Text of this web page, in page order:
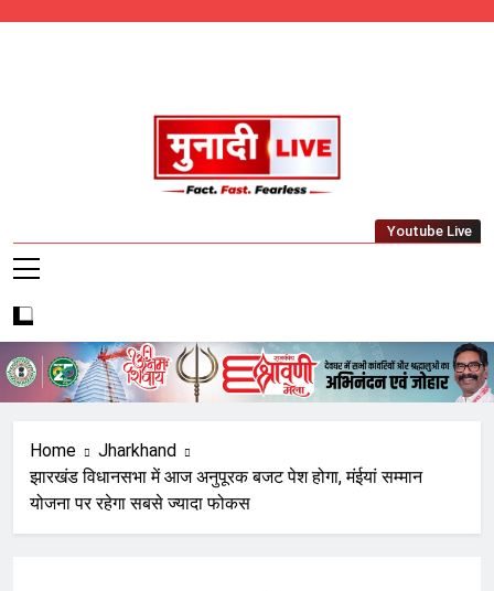
Munadi Live – Jharkhand's Leading Local
Youtube Live
Home
Jharkhand
झारखंड विधानसभा में आज अनुपूरक बजट पेश होगा, मंईयां सम्मान
योजना पर रहेगा सबसे ज्यादा फोकस